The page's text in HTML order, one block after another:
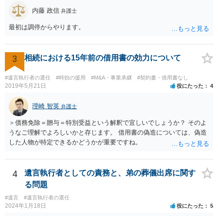
内藤 政信 弁護士
最初は調停からやります。
3 相続における15年前の借用書の効力について
#遺言執行者の選任 #時効の援用 #M&A・事業承継 #契約書・借用書なし
2019年5月21日 役にたった 4
理崎 智英 弁護士
＞債務免除＝贈与＝特別受益という解釈で宜しいでしょうか？ そのよ
うなご理解でよろしいかと存じます。 借用書の偽造については、偽造
した人物が特定できるかどうかが重要ですね。
4
遺言執行者としての責務と、弟の葬儀出席に関す
る問題
#遺言 #遺言執行者の選任
2024年1月18日 役にたった 5